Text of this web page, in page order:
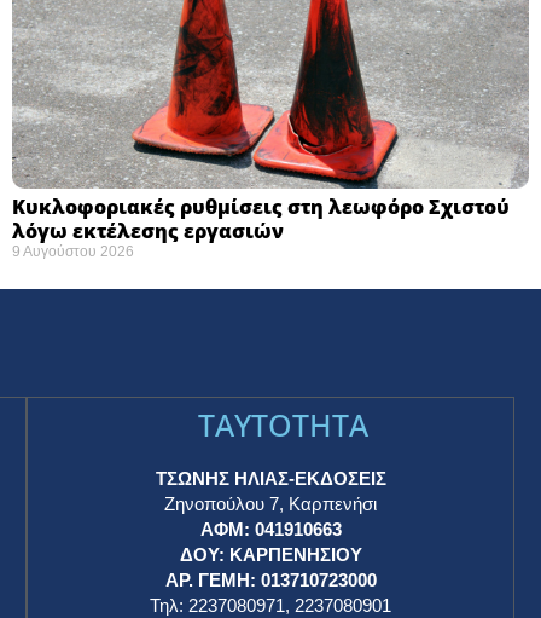
Κυκλοφοριακές ρυθμίσεις στη λεωφόρο Σχιστού
λόγω εκτέλεσης εργασιών
9 Αυγούστου 2026
TAYTOTHTA
ΤΣΩΝΗΣ ΗΛΙΑΣ-ΕΚΔΟΣΕΙΣ
Ζηνοπούλου 7, Καρπενήσι
ΑΦΜ: 041910663
ΔΟΥ: ΚΑΡΠΕΝΗΣΙΟΥ
ΑΡ. ΓΕΜΗ: 013710723000
Τηλ: 2237080971, 2237080901